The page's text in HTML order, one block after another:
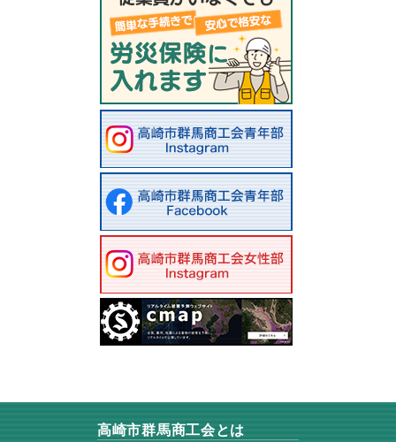
高崎市群馬商工会とは